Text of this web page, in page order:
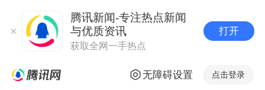
腾讯新闻-专注热点新闻
与优质资讯
获取全网一手热点
打开
无障碍设置 点击登录